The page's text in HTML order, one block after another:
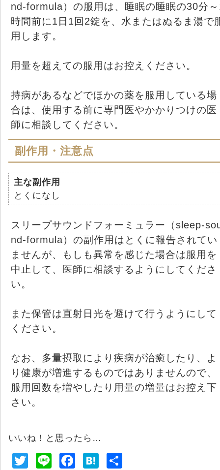
nd-formula）の服用は、睡眠の睡眠の30分
時間前に1日1回2錠を、水またはぬるま湯で
用します。
用量を超えての服用はお控えください。
持病があるなどでほかの薬を服用している場
合は、使用する前に専門医やかかりつけの医
師に相談してください。
副作用・注意点
主な副作用
とくになし
スリープサウンドフォーミュラー（sleep-
nd-formula）の副作用はとくに報告されてい
ませんが、もしも異常を感じた場合は服用を
中止して、医師に相談するようにしてくださ
い。
また保管は直射日光を避けて行うようにして
ください。
なお、多量摂取により疾病が治癒したり、よ
り健康が増進するものではありませんので、
服用回数を増やしたり用量の増量はお控え下
さい。
いいね！と思ったら…
T
Li
H